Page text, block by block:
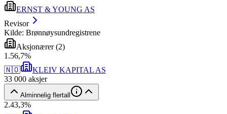
ERNST & YOUNG AS
Revisor
Kilde: Brønnøysundregistrene
Aksjonærer(2)
1 .56,7%
🇳🇴
KLEIV KAPITAL AS
33 000 aksjer
Alminnelig flertall
2.43,3%